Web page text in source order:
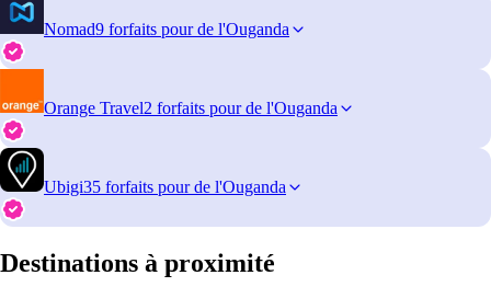
Nomad9 forfaits pour de l'Ouganda
Orange Travel2 forfaits pour de l'Ouganda
Ubigi35 forfaits pour de l'Ouganda
Destinations à proximité